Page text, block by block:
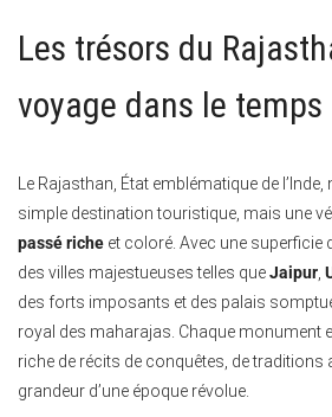
Les trésors du
voyage dans le temps
Le Rajasthan, État emblématique de
simple destination touristique, mais une
passé riche et coloré. Avec une superficie
des villes majestueuses telles queJaipur
des forts imposants et des palais
royal des maharajas. Chaque monument
riche de récits de conquêtes, de traditions
grandeur d’une époque révolue.